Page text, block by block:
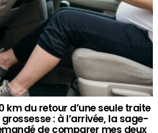
km du retour d’une seule traite
: à l’arrivée, la sage-
de comparer mes deux